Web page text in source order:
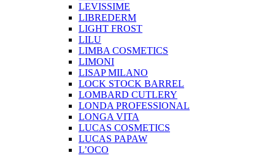
LEVISSIME
LIBREDERM
LIGHT FROST
LILU
LIMBA COSMETICS
LIMONI
LISAP MILANO
LOCK STOCK BARREL
LOMBARD CUTLERY
LONDA PROFESSIONAL
LONGA VITA
LUCAS COSMETICS
LUCAS PAPAW
L’OCO